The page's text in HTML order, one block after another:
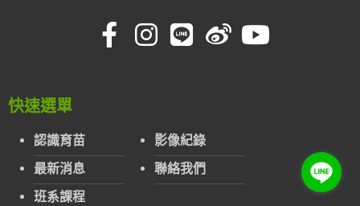
快速選單
認識育苗
最新消息
班系課程
影像紀錄
聯絡我們